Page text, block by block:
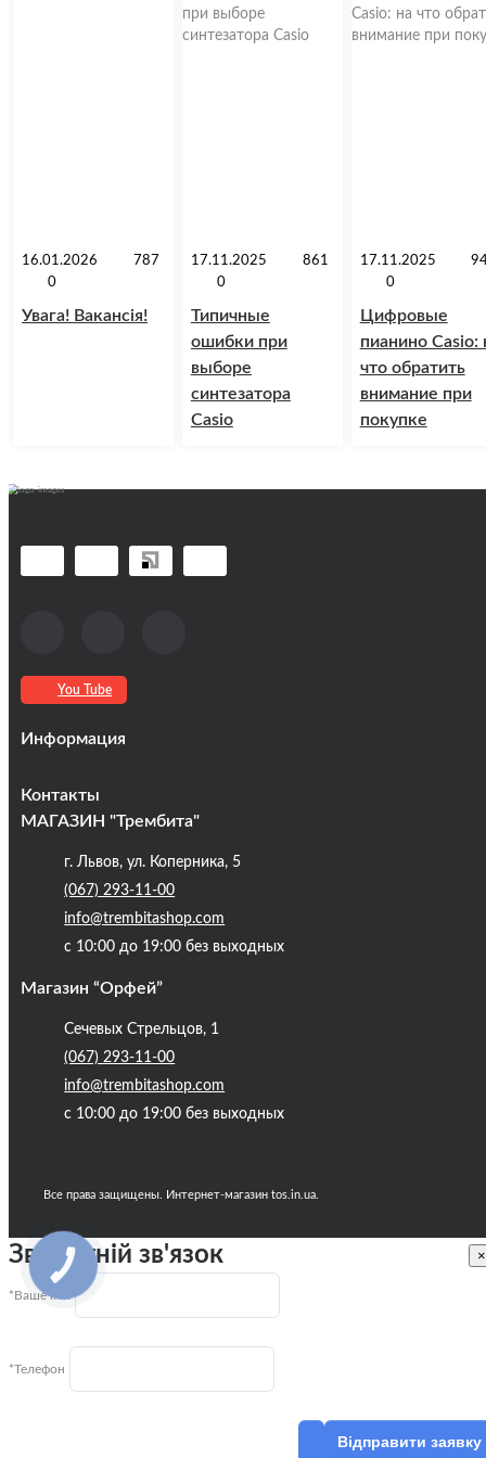
Увага! Вакансія!
16.01.2026
787
0
Типичные
ошибки при
выборе
синтезатора
Casio
17.11.2025
861
0
Цифровые
пианино Casio:
что обратить
внимание при
покупке
17.11.2025
0
You Tube
Информация
Контакты
Публічна оферта
Бренди
Блог
Контакты
МАГАЗИН "Трембита"
г. Львов, ул. Коперника, 5
(067) 293-11-00
info@trembitashop.com
с 10:00 до 19:00 без выходных
Магазин “Орфей”
Сечевых Стрельцов, 1
(067) 293-11-00
info@trembitashop.com
с 10:00 до 19:00 без выходных
Все права защищены. Интернет-магазин tos.in.ua.
Зворотній зв'язок ×
*Ваше ім'я
*Телефон
Відправити заявку
КНОПКА
ЗВ'ЯЗКУ